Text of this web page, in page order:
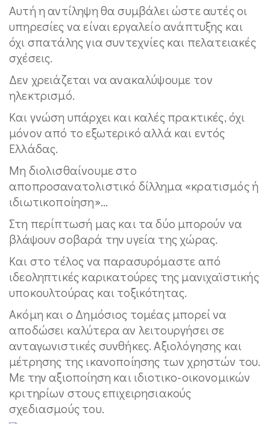
Αυτή η αντίληψη θα συμβάλει ώστε αυτές οι
υπηρεσίες να είναι εργαλείο ανάπτυξης και
όχι σπατάλης για συντεχνίες και πελατειακές
σχέσεις.
Δεν χρειάζεται να ανακαλύψουμε τον
ηλεκτρισμό.
Και γνώση υπάρχει και καλές πρακτικές, όχι
μόνον από το εξωτερικό αλλά και εντός
Ελλάδας.
Μη διολισθαίνουμε στο
αποπροσανατολιστικό δίλλημα «κρατισμός ή
ιδιωτικοποίηση»...
Στη περίπτωσή μας και τα δύο μπορούν να
βλάψουν σοβαρά την υγεία της χώρας.
Και στο τέλος να παρασυρόμαστε από
ιδεοληπτικές καρικατούρες της μανιχαϊστικής
υποκουλτούρας και τοξικότητας.
Ακόμη και ο Δημόσιος τομέας μπορεί να
αποδώσει καλύτερα αν λειτουργήσει σε
ανταγωνιστικές συνθήκες. Αξιολόγησης και
μέτρησης της ικανοποίησης των χρηστών του.
Με την αξιοποίηση και ιδιοτικο-οικονομικών
κριτηρίων στους επιχειρησιακούς
σχεδιασμούς του.